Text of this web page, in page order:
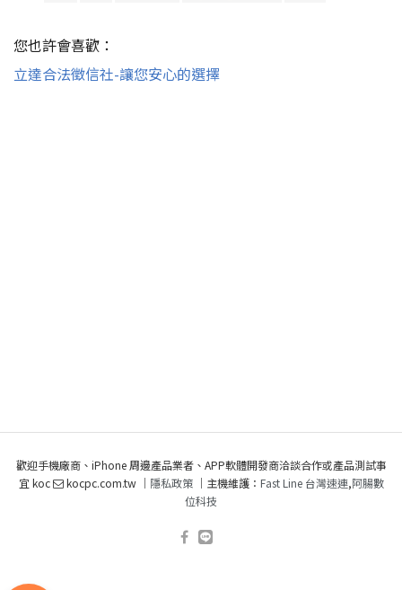
您也許會喜歡：
立達合法徵信社-讓您安心的選擇
歡迎手機廠商、iPhone 周邊產品業者、APP軟體開發商洽談合作或產品測試事
宜 koc
kocpc.com.tw ｜ 隱私政策｜主機維護： Fast Line 台灣速連,阿腸數
位科技